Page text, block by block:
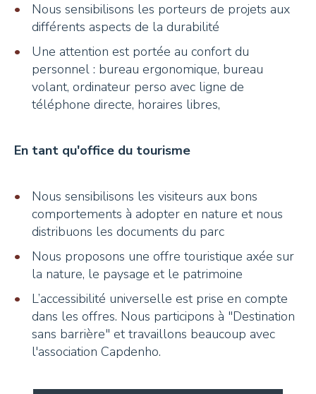
Nous sensibilisons les porteurs de projets aux
différents aspects de la durabilité
Une attention est portée au confort du
personnel : bureau ergonomique, bureau
volant, ordinateur perso avec ligne de
téléphone directe, horaires libres,
En tant qu'office du tourisme
Nous sensibilisons les visiteurs aux bons
comportements à adopter en nature et nous
distribuons les documents du parc
Nous proposons une offre touristique axée sur
la nature, le paysage et le patrimoine
L’accessibilité universelle est prise en compte
dans les offres. Nous participons à "Destination
sans barrière" et travaillons beaucoup avec
l'association Capdenho.